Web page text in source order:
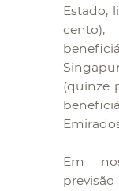
Estado,
(quinze
Em